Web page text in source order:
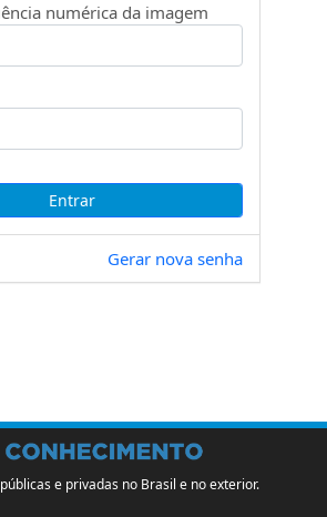
numérica da imagem
Gerar nova senha
e privadas no Brasil e no exterior.